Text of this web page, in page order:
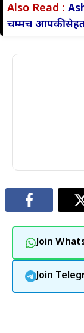
Also Read :
चम्मच आपकी
Join
Join